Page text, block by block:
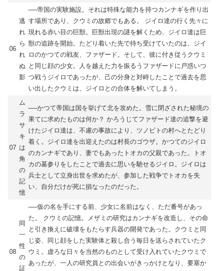
06
逃
れ
ら
れ
ぬ
影
──帝国の実験施設。それは特殊な能力を持つカンナギを作り出
す場所であり、クウミの故郷でもある。 ジイロ達の行く先々に
現れる赤い目の巨獣。巨獣出現の謎を解くため、ジイロ達は巨
獣の追跡を開始。たどり着いた先で待ち受けていたのは、ジイ
ロのかつての戦友、ファザード。そして、彼に付き従うクウミ
と同じ顔の少女。人を越えた力を振るうファザードに戸惑いつ
つ戦うジイロであったが、己の分身と対峙したことで過去を思
い出したクウミは、ジイロとの合体を解いてしまう。
07
ム
ラ
サ
キ
は
角
の
記
憶
──かつて帝国は国を挙げて北を攻めた。雪に閉ざされた秘境の
果てに求めたものは何か？ かろうじてファザード達の追撃を避
けたジイロ達は、不慮の事故により、ツノビトの村へとたどり
着く。ジイロ達を出迎えたのは村長のゴウザ。かつてのジイロ
のカンナギであり、妻でもあったトオカの父親であった。トオ
カの墓参りをしたことで過去に思いを馳せるジイロ。ジイロは
兵士として立身出世を求めたが、参加した戦争でトオカを失
い、自分だけが死に損なったのだった。
08
同
一
性
の
証
──仮の名を手にする前、少女に名前はなく、ただ番号があっ
た。 クウミの記憶。メザミの研究はカンナギを改造し、その命
と引き換えに破壊をもたらす兵器の開発であった。クウミと同
じ姿、同じ顔をした実験体と殺し合う毎日を送らされていたク
ウミ。虚ろな日々を当然のものとして受け入れていたクウミで
あったが、一人の研究員との出会いがきっかけとなり、要塞か